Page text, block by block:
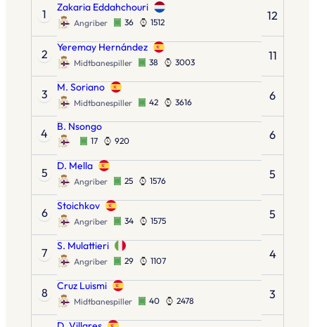
1 Zakaria Eddahchouri
Angriber 36 1512 12
2 Yeremay Hernández
Midtbanespiller 38 3003 11
3 M. Soriano
Midtbanespiller 42 3616 6
4 B. Nsongo
17 920 6
5 D. Mella
Angriber 25 1576 5
6 Stoichkov
Angriber 34 1575 5
7 S. Mulattieri
Angriber 29 1107 4
8 Cruz Luismi
Midtbanespiller 40 2478 3